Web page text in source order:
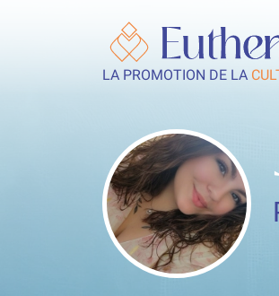
LA PROMOTION DE LA